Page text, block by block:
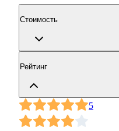
Стоимость
Рейтинг
5